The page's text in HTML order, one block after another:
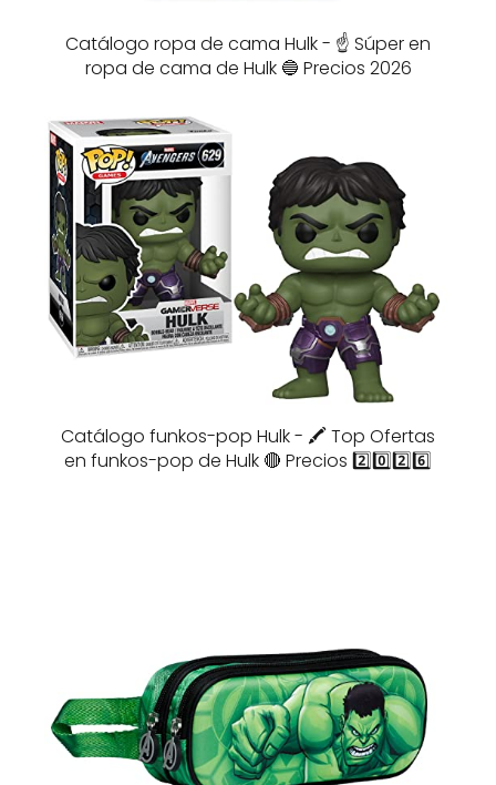
Catálogo ropa de cama Hulk - ☝️ Súper en
ropa de cama de Hulk 🔵 Precios 2026
Catálogo funkos-pop Hulk - 🖍️ Top Ofertas
en funkos-pop de Hulk 🔴 Precios 2️⃣0️⃣2️⃣6️⃣